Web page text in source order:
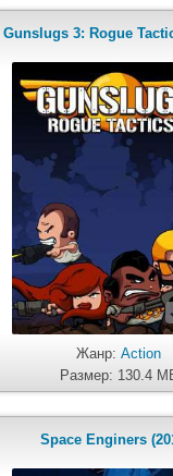
Gunslugs 3: Rogue
Жанр:Action
Размер: 130.4
Space Enginers